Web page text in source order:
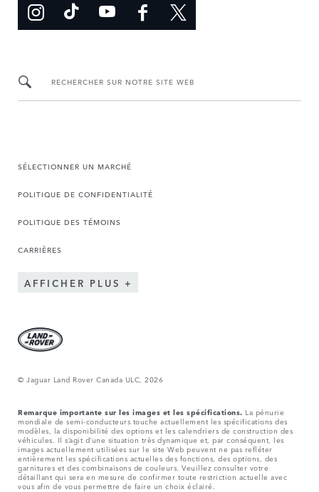
RECHERCHER SUR NOTRE SITE WEB
SÉLECTIONNER UN MARCHÉ
POLITIQUE DE CONFIDENTIALITÉ
POLITIQUE DES TÉMOINS
CARRIÈRES
AFFICHER PLUS
© Jaguar Land Rover Canada ULC, 2026
Remarque importante sur les images et les spécifications. La pénurie
mondiale de semi-conducteurs touche actuellement les spécifications des
modèles, la disponibilité des options et les calendriers de construction des
véhicules. Il s’agit d’une situation très dynamique et, par conséquent, les
images actuellement utilisées sur le site Web peuvent ne pas refléter
entièrement les spécifications actuelles des fonctions, des options, des
garnitures et des combinaisons de couleurs. Veuillez consulter votre
détaillant qui sera en mesure de confirmer toute restriction actuelle avec
vous afin de vous permettre de faire un choix éclairé.